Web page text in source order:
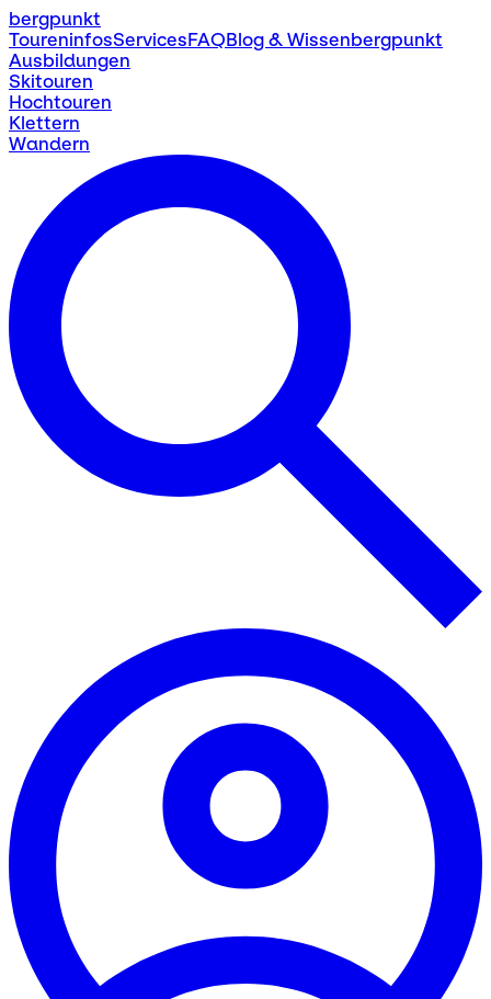
bergpunkt
ToureninfosServicesFAQBlog & Wissenbergpunkt
Ausbildungen
Skitouren
Hochtouren
Klettern
Wandern